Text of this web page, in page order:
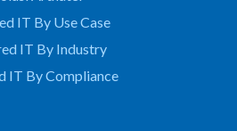
IT By Use Case
IT By Industry
IT By Compliance